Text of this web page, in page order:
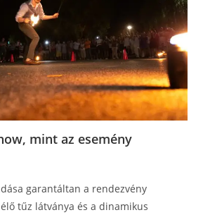
mint az esemény
garantáltan a rendezvény
tűz látványa és a dinamikus